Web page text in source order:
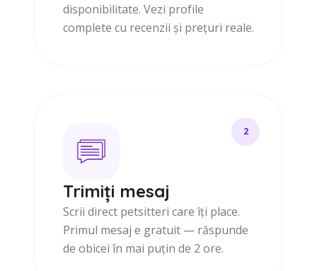
disponibilitate. Vezi profile
complete cu recenzii și prețuri reale.
2
Trimiți mesaj
Scrii direct petsitteri care îți place.
Primul mesaj e gratuit — răspunde
de obicei în mai puțin de 2 ore.